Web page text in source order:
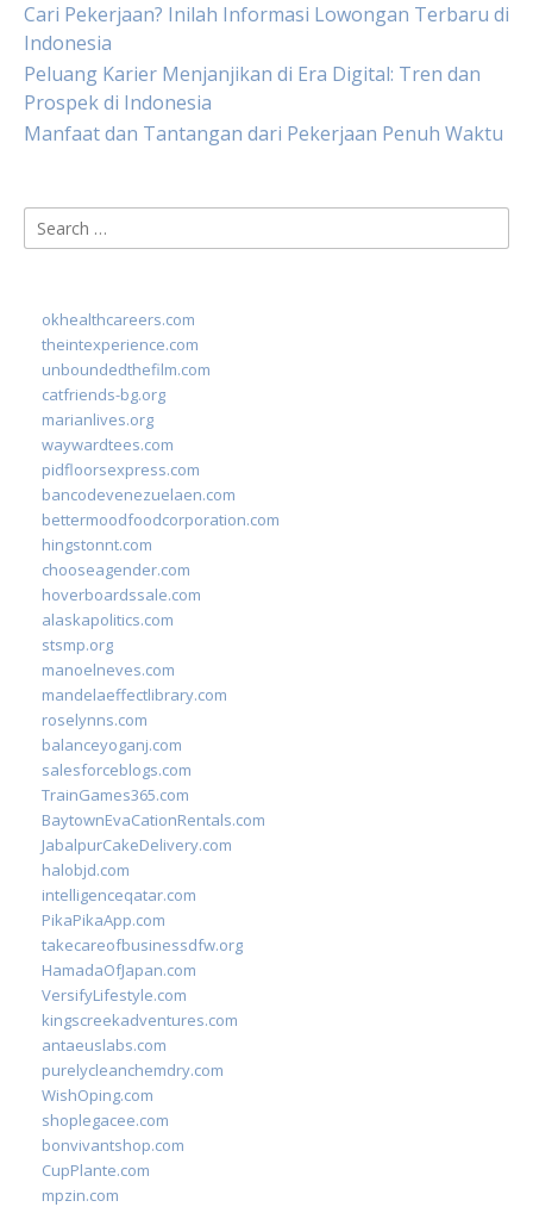
Cari Pekerjaan? Inilah Informasi Lowongan Terbaru di
Indonesia
Peluang Karier Menjanjikan di Era Digital: Tren dan
Prospek di Indonesia
Manfaat dan Tantangan dari Pekerjaan Penuh Waktu
Search
for:
okhealthcareers.com
theintexperience.com
unboundedthefilm.com
catfriends-bg.org
marianlives.org
waywardtees.com
pidfloorsexpress.com
bancodevenezuelaen.com
bettermoodfoodcorporation.com
hingstonnt.com
chooseagender.com
hoverboardssale.com
alaskapolitics.com
stsmp.org
manoelneves.com
mandelaeffectlibrary.com
roselynns.com
balanceyoganj.com
salesforceblogs.com
TrainGames365.com
BaytownEvaCationRentals.com
JabalpurCakeDelivery.com
halobjd.com
intelligenceqatar.com
PikaPikaApp.com
takecareofbusinessdfw.org
HamadaOfJapan.com
VersifyLifestyle.com
kingscreekadventures.com
antaeuslabs.com
purelycleanchemdry.com
WishOping.com
shoplegacee.com
bonvivantshop.com
CupPlante.com
mpzin.com